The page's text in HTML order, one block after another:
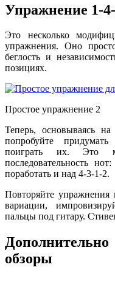
Упражнение 1-
Это несколько
упражнения. Оно
беглость и
позициях.
Простое упражнение 2
Теперь, основываясь
попробуйте
поиграть их. Это
последовательность
поработать и над 4-3-1-2.
Повторяйте
вариации,
пальцы под гитару.
обзоры